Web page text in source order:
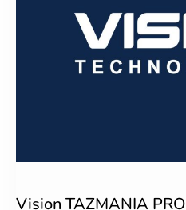
Vision TAZMANIA PRO